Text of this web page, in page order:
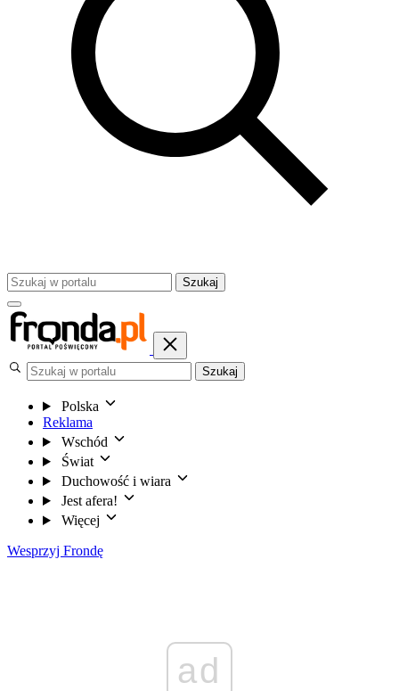
Szukaj
Szukaj
Polska
Reklama
Wschód
Świat
Duchowość i wiara
Jest afera!
Więcej
Wesprzyj Frondę
ad